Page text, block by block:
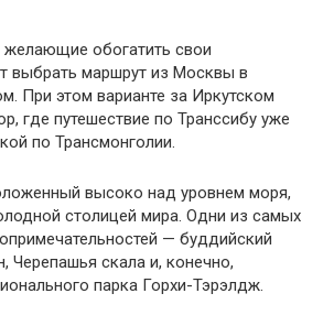
желающие обогатить свои
выбрать маршрут из Москвы в
При этом варианте за Иркутском
где путешествие по Транссибу уже
по Трансмонголии.
высоко над уровнем моря,
столицей мира. Одни из самых
— буддийский
Черепашья скала и, конечно,
парка Горхи-Тэрэлдж.